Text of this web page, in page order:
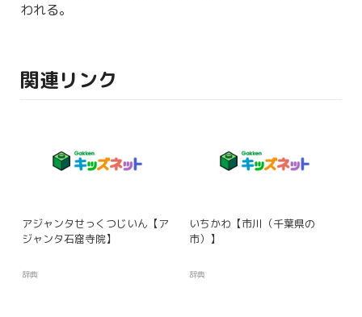
われる。
関連リンク
アジャンタせっくつじいん【ア
ジャンタ石窟寺院】
辞典
いちかわ【市川（千葉県の
市）】
辞典